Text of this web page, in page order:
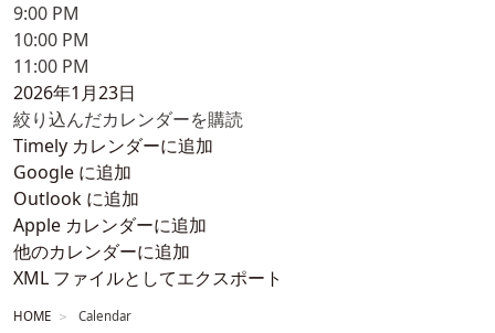
9:00 PM
10:00 PM
11:00 PM
2026年1月23日
絞り込んだカレンダーを購読
Timely カレンダーに追加
Google に追加
Outlook に追加
Apple カレンダーに追加
他のカレンダーに追加
XML ファイルとしてエクスポート
HOME Calendar